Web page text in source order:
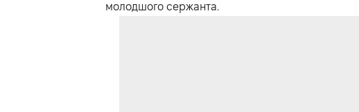
молодшого сержанта.